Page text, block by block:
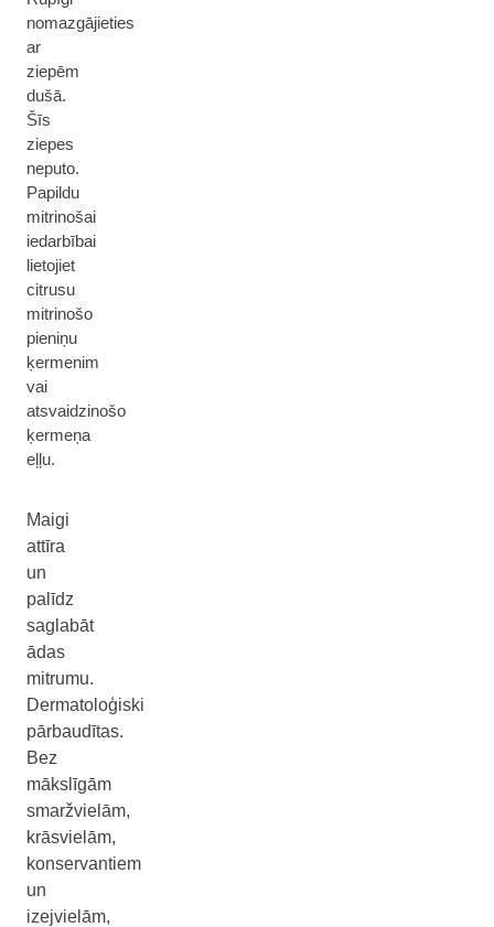
nomazgājieties
ar
ziepēm
dušā.
Šīs
ziepes
neputo.
Papildu
mitrinošai
iedarbībai
lietojiet
citrusu
mitrinošo
pieniņu
ķermenim
vai
atsvaidzinošo
ķermeņa
eļļu.
Maigi
attīra
un
palīdz
saglabāt
ādas
mitrumu.
Dermatoloģiski
pārbaudītas.
Bez
mākslīgām
smaržvielām,
krāsvielām,
konservantiem
un
izejvielām,